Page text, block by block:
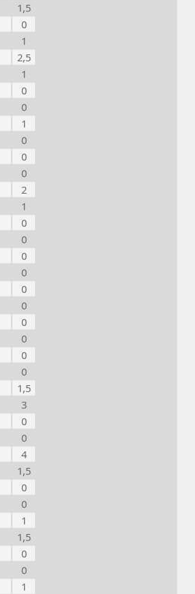
1,5
0
1
2,5
1
0
0
1
0
0
0
2
1
0
0
0
0
0
0
0
0
0
0
1,5
3
0
0
4
1,5
0
0
1
1,5
0
0
1